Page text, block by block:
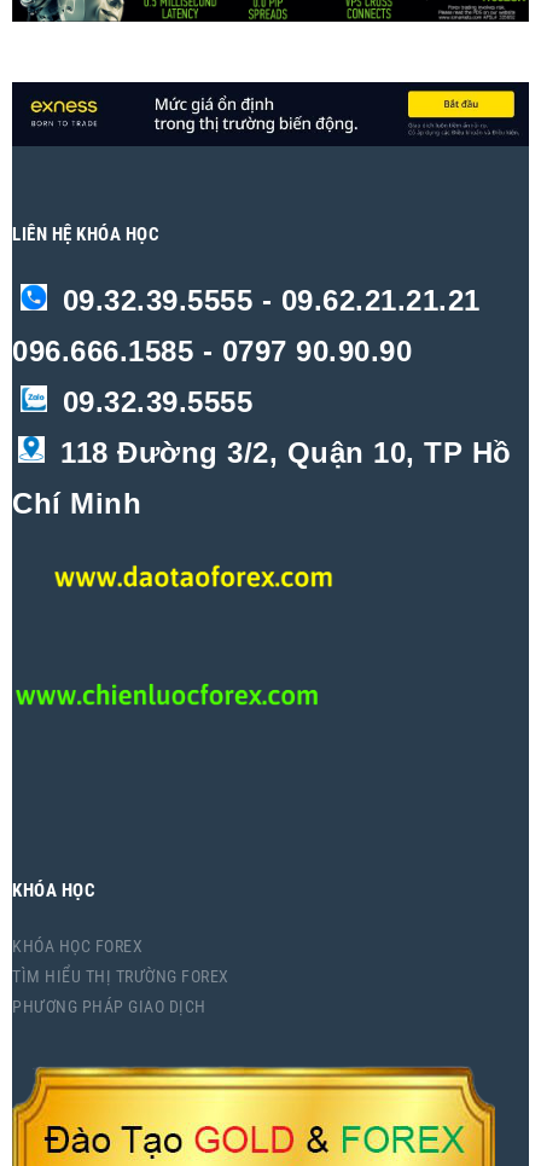
LIÊN HỆ KHÓA HỌC
09.32.39.5555 - 09.62.21.21.21
096.666.1585 - 0797 90.90.90
09.32.39.5555
118 Đường 3/2, Quận 10, TP Hồ
Chí Minh
KHÓA HỌC
KHÓA HỌC FOREX
TÌM HIỂU THỊ TRƯỜNG FOREX
PHƯƠNG PHÁP GIAO DỊCH